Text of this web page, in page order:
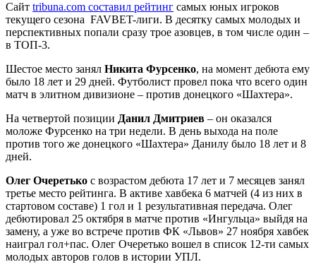
Сайт tribuna.com составил рейтинг самых юных игроков
текущего сезона FAVBET-лиги. В десятку самых молодых и
перспективных попали сразу трое азовцев, в том числе один –
в ТОП-3.
Шестое место занял Никита Фурсенко, на момент дебюта ему
было 18 лет и 29 дней. Футболист провел пока что всего один
матч в элитном дивизионе – против донецкого «Шахтера».
На четвертой позиции Данил Дмитриев – он оказался
моложе Фурсенко на три недели. В день выхода на поле
против того же донецкого «Шахтера» Данилу было 18 лет и 8
дней.
Олег Очеретько с возрастом дебюта 17 лет и 7 месяцев занял
третье место рейтинга. В активе хавбека 6 матчей (4 из них в
стартовом составе) 1 гол и 1 результативная передача. Олег
дебютировал 25 октября в матче против «Ингульца» выйдя на
замену, а уже во встрече против ФК «Львов» 27 ноября хавбек
наиграл гол+пас. Олег Очеретько вошел в список 12-ти самых
молодых авторов голов в истории УПЛ.